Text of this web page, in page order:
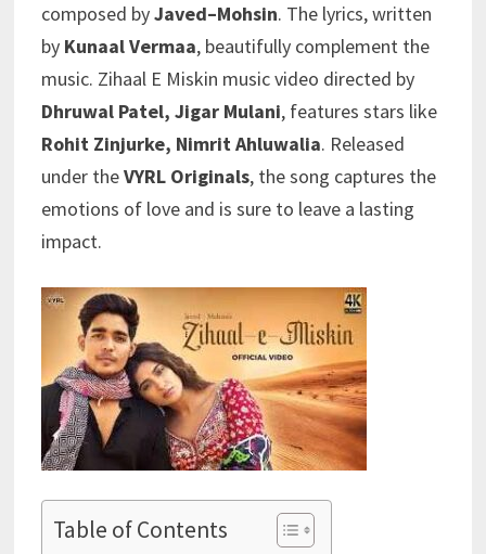
composed byJaved–Mohsin. The lyrics, written
by Kunaal Vermaa, beautifully complement the
music. Zihaal E Miskin music video directed by
Dhruwal Patel, Jigar Mulani, features stars like
Rohit Zinjurke, Nimrit Ahluwalia. Released
under theVYRL Originals, the song captures the
emotions of love and is sure to leave a lasting
impact.
Table of Contents